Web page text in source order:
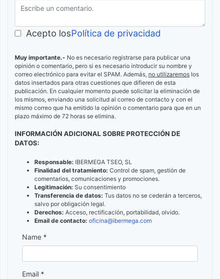
Acepto losPolítica de privacidad
Muy importante.- No es necesario registrarse para publicar una
opinión o comentario, pero si es necesario introducir su nombre y
correo electrónico para evitar el SPAM. Además, no utilizaremos los
datos insertados para otras cuestiones que difieren de esta
publicación. En cualquier momento puede solicitar la eliminación de
los mismos, enviando una solicitud al correo de contacto y con el
mismo correo que ha emitido la opinión o comentario para que en un
plazo máximo de 72 horas se elimina.
INFORMACIÓN ADICIONAL SOBRE PROTECCIÓN DE
DATOS:
Responsable: IBERMEGA TSEO, SL
Finalidad del tratamiento: Control de spam, gestión de
comentarios, comunicaciones y promociones.
Legitimación: Su consentimiento
Transferencia de datos: Tus datos no se cederán a terceros,
salvo por obligación legal.
Derechos: Acceso, rectificación, portabilidad, olvido.
Email de contacto: oficina@ibermega.com
Name *
Email *